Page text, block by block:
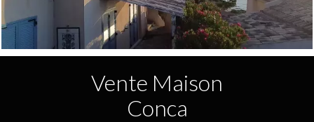
Vente Maison
Conca